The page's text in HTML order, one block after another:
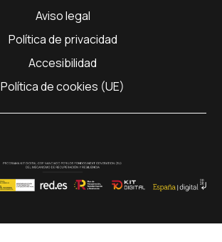
Aviso legal
Política de privacidad
Accesibilidad
Política de cookies (UE)